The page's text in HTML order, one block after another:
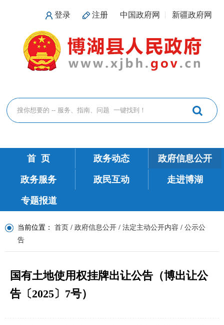
登录 注册 中国政府网 新疆政府网
首 页 政务动态 政府信息公开
政务服务 政民互动 走进博湖
专题报道
当前位置： 首页 / 政府信息公开 / 法定主动公开内容 / 公示公
告
国有土地使用权挂牌出让公告（博出让公
告〔2025〕7号）